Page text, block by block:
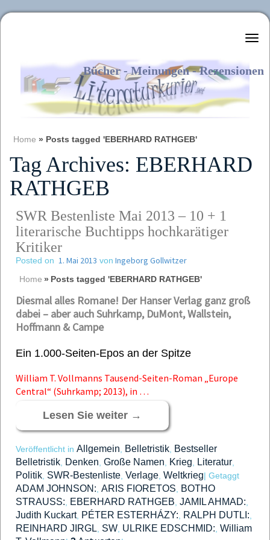
Literaturkurier.net
Bücher - Meinungen - Rezensionen
Home » Posts tagged 'EBERHARD RATHGEB'
Tag Archives: EBERHARD
RATHGEB
SWR Bestenliste Mai 2013 – 10 + 1
literarische Buchtipps hochkarätiger
Kritiker
Posted on 1. Mai 2013 von Ingeborg Gollwitzer
Home » Posts tagged 'EBERHARD RATHGEB'
Diesmal alles Romane! Der Hanser Verlag ganz groß
dabei – aber auch Suhrkamp, DuMont, Wallstein,
Hoffmann & Campe
Ein 1.000-Seiten-Epos an der Spitze
William T. Vollmanns Tausend-Seiten-Roman „Europe
Central“ (Suhrkamp; 2013), in …
Lesen Sie weiter →
Veröffentlicht in Allgemein Belletristik Bestseller
Belletristik Denken Große Namen Krieg Literatur
Politik SWR-Bestenliste Verlage Weltkrieg| Getaggt
ADAM JOHNSON: ARIS FIORETOS
BOTHO
STRAUSS:
EBERHARD RATHGEB JAMIL AHMAD:
Judith Kuckart, PÉTER ESTERHÁZY: RALPH DUTLI:
REINHARD JIRGL SW ULRIKE EDSCHMID: William